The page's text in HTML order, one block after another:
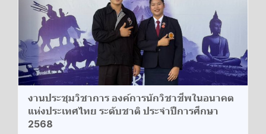
งานประชุมวิชาการ องค์การนักวิชาชีพในอนาคต
แห่งประเทศไทย ระดับชาติ ประจำปีการศึกษา
2568